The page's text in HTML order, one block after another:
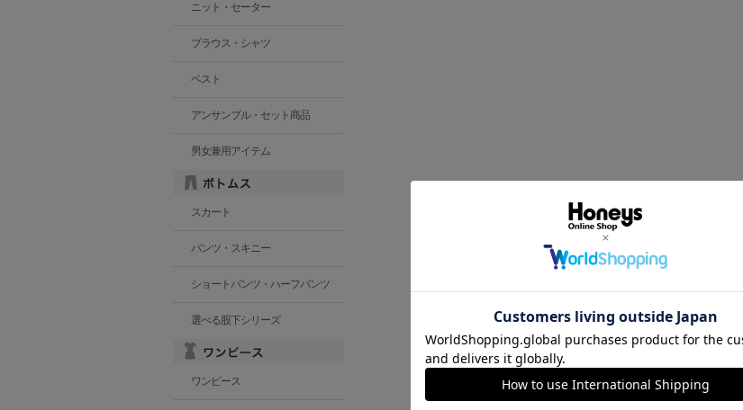
ニット・セーター
ブラウス・シャツ
ベスト
アンサンブル・セット商品
男女兼用アイテム
スカート
パンツ・スキニー
ショートパンツ・ハーフパンツ
選べる股下シリーズ
ワンピース